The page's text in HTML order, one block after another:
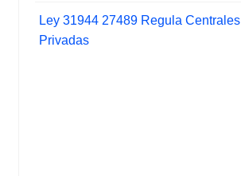
Ley 31944 27489 Regula Centrales
Privadas